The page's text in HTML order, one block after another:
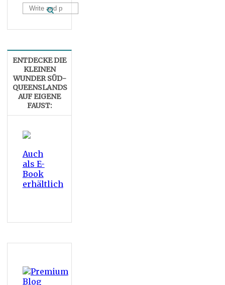
ENTDECKE DIE
KLEINEN
WUNDER SÜD-
QUEENSLANDS
AUF EIGENE
FAUST:
Auch
als E-
Book
erhältlich